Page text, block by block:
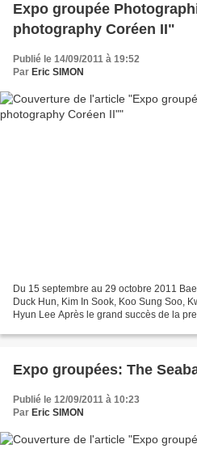
Expo groupée
photography Coréen II"
Publié le 14/09/2011 à 19:52
Par Eric SIMON
Du 15 septembre au 29 octobre 2011
Duck Hun, Kim In Sook, Koo Sung Soo,
Hyun Lee Après le grand succès de la
Expo groupées: The
Publié le 12/09/2011 à 10:23
Par Eric SIMON